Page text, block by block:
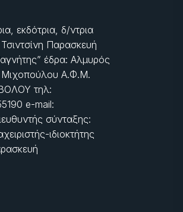
εκδότρια, δ/ντρια
Παρασκευή
έδρα: Αλμυρός
Α.Φ.Μ.
τηλ:
e-mail:
σύνταξης:
ιδιοκτήτης